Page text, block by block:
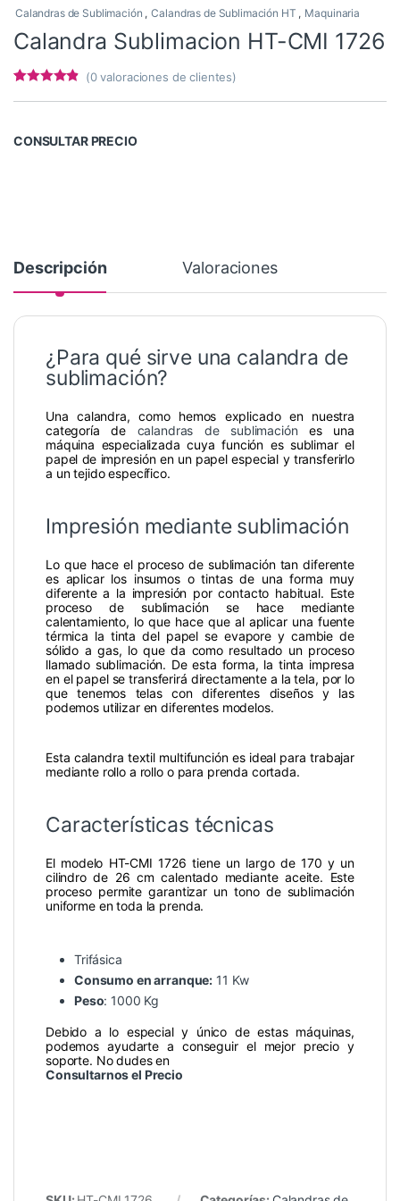
Calandras de Sublimación , Calandras de Sublimación HT , Maquinaria
Calandra Sublimacion HT-CMI 1726
s de
(0valoraciones de clientes)
CONSULTAR PRECIO
Descripción Valoraciones
¿Para qué sirve una calandra de
sublimación?
Una calandra, como hemos explicado en nuestra
categoría de calandras de sublimación es una
máquina especializada cuya función es sublimar el
papel de impresión en un papel especial y transferirlo
a un tejido específico.
Impresión mediante sublimación
Lo que hace el proceso de sublimación tan diferente
es aplicar los insumos o tintas de una forma muy
diferente a la impresión por contacto habitual. Este
proceso de sublimación se hace mediante
calentamiento, lo que hace que al aplicar una fuente
térmica la tinta del papel se evapore y cambie de
sólido a gas, lo que da como resultado un proceso
llamado sublimación. De esta forma, la tinta impresa
en el papel se transferirá directamente a la tela, por lo
que tenemos telas con diferentes diseños y las
podemos utilizar en diferentes modelos.
Esta calandra textil multifunción es ideal para trabajar
mediante rollo a rollo o para prenda cortada.
Características técnicas
El modelo HT-CMI 1726 tiene un largo de 170 y un
cilindro de 26 cm calentado mediante aceite. Este
proceso permite garantizar un tono de sublimación
uniforme en toda la prenda.
Trifásica
Consumo en arranque: 11 Kw
Peso: 1000 Kg
Debido a lo especial y único de estas máquinas,
podemos ayudarte a conseguir el mejor precio y
soporte. No dudes en
Consultarnos el Precio